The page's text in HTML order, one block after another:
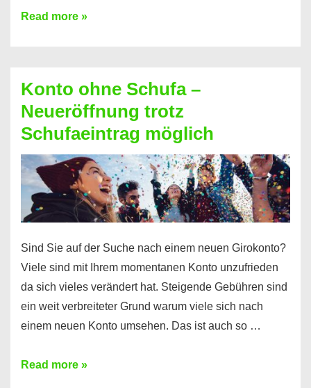
Mit
Sie
einen
Kredit
ohne
Einkommensnachweis
Read more »
Konto ohne Schufa –
Neueröffnung trotz
Schufaeintrag möglich
Sind Sie auf der Suche nach einem neuen Girokonto?
Viele sind mit Ihrem momentanen Konto unzufrieden
da sich vieles verändert hat. Steigende Gebühren sind
ein weit verbreiteter Grund warum viele sich nach
einem neuen Konto umsehen. Das ist auch so …
Konto
Read more »